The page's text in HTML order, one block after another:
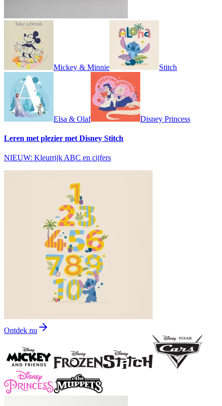
Mickey & Minnie Stitch
Elsa & Olaf Disney Princess
Leren met plezier met Disney Stitch
NIEUW: Kleurrijk ABC en cijfers
Ontdek nu